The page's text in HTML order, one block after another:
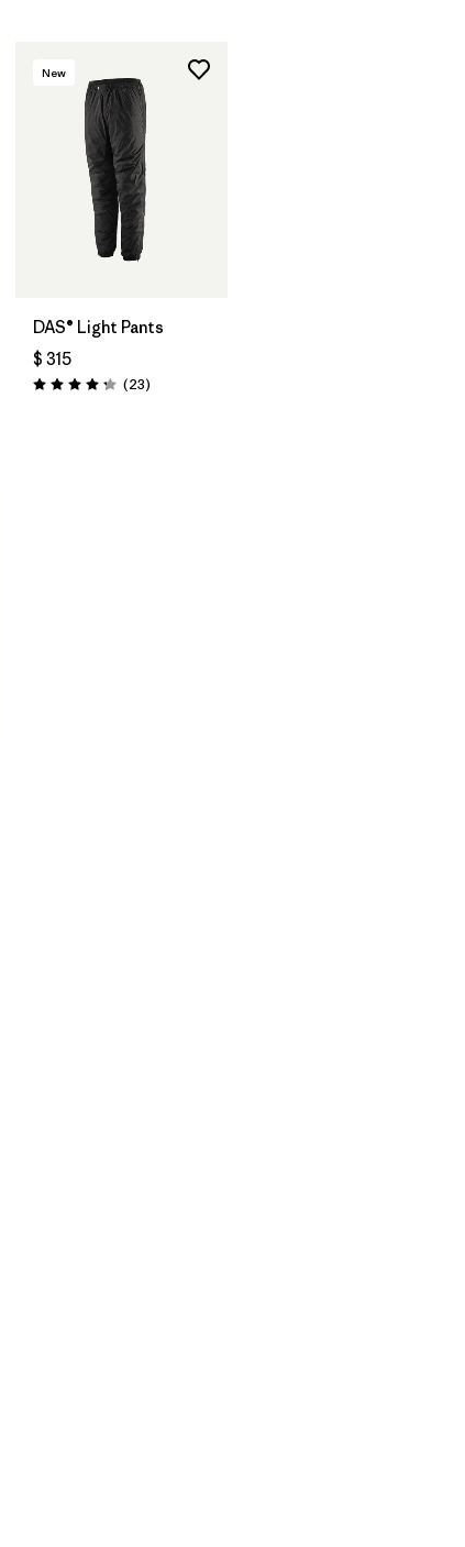
New
DAS® Light Pants
$ 315
Valoración: 4.2 / 5
(23Comentarios
)